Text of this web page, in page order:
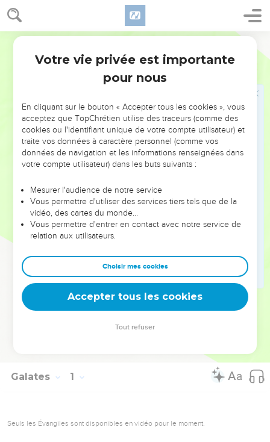
Galates Introduction
*apôtres l’ont soutenu (2.1-10). Il a même défendu le
véritable Evangile en face de Pierre à Antioche (2.11-21).
Puis il répond à ceux qui voudraient imposer les pratiques
juives aux chrétiens d’origine païenne (3.1 à 4.12). Le
chrétien est déclaré juste par la foi, selon la promesse faite
Il rappelle ensuite le rôle de la Loi, de conduire au Christ, et
par contraste, celui de la foi (3.15-29). La foi en Jésus-Christ
nous fait changer de statut. Nous ne sommes plus esclaves
mais fils (4.1-11).
A partir de 4.12 Paul encourage les Galates à se maintenir
dans la liberté que le Christ leur a acquise en se séparant
des adversaires (4.12 à 5.12) puis il décrit ce qu’est la vie par
l’Esprit Saint (5.13 à 6.10).
Cette lettre dépeint l’un des dangers qui menace l’Eglise de
tous les temps : le légalisme. Elle dit ce qu’est la véritable
liberté chrétienne, celle des fils de Dieu.
permission. All rights reserved worldwide.
Galates 1
Seuls les Évangiles sont disponibles en vidéo pour le moment.
Votre vie privée est importante
pour nous
En cliquant sur le bouton « Accepter tous les cookies », vous
acceptez que TopChrétien utilise des traceurs (comme des
cookies ou l'identifiant unique de votre compte utilisateur) et
traite vos données à caractère personnel (comme vos
données de navigation et les informations renseignées dans
votre compte utilisateur) dans les buts suivants :
Mesurer l'audience de notre service
Vous permettre d'utiliser des services tiers tels que de la
vidéo, des cartes du monde…
Vous permettre d'entrer en contact avec notre service de
relation aux utilisateurs.
Choisir mes cookies
Accepter tous les cookies
Tout refuser